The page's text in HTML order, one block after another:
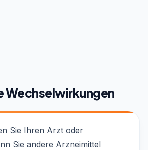
Wechselwirkungen
Sie Ihren Arzt oder
Sie andere Arzneimittel